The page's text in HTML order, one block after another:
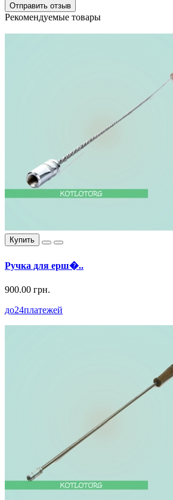
Отправить отзыв
Рекомендуемые товары
Купить
Ручка для ерш�..
900.00 грн.
до24платежей